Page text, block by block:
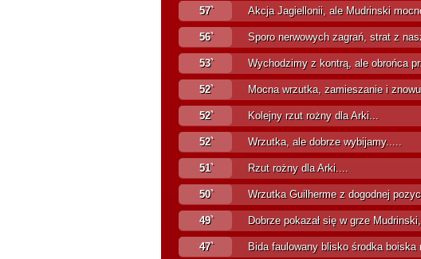
57` Akcja Jagiellonii, ale Mudrinski
56` Sporo nerwowych zagrań, strat z
53` Wychodzimy z kontrą, ale obrońca
52` Mocna wrzutka, zamieszanie i
52` Kolejny rzut rożny dla Arki...
52` Wrzutka, ale dobrze wybijamy.....
51` Rzut rożny dla Arki....
50` Wrzutka Guilherme z dogodnej
49` Dobrze pokazał się w grze
47` Bida faulowany blisko środka